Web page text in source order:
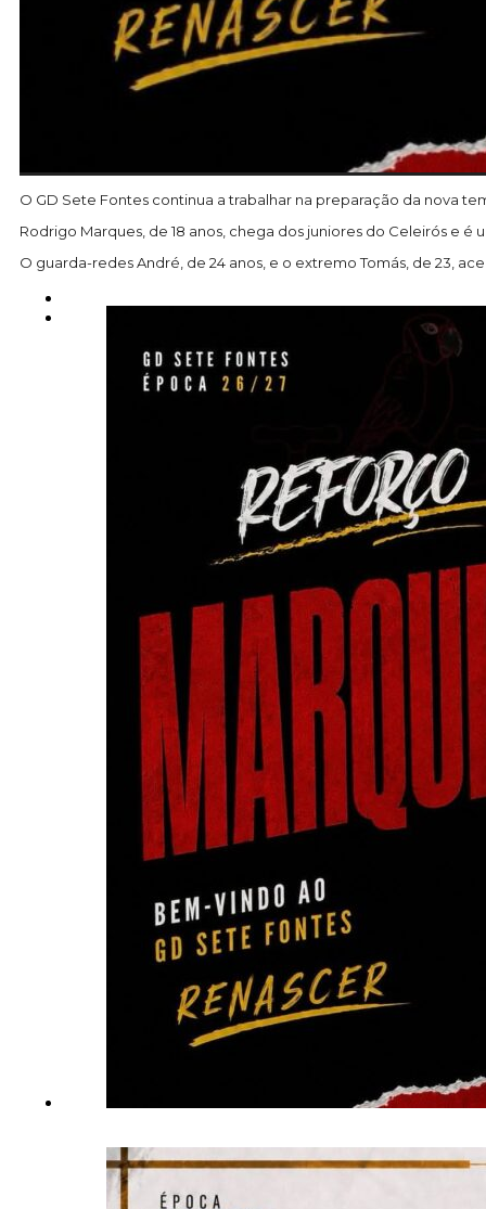
O GD Sete Fontes continua a trabalhar na preparação da nova
Rodrigo Marques, de 18 anos, chega dos juniores do Celeirós e
O guarda-redes André, de 24 anos, e o extremo Tomás, de 23,